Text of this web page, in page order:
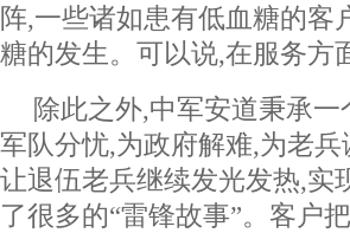
阵,一些诸如患有低血糖的客
糖的发生。可以说,在服务方
除此之外,中军安道秉承
军队分忧,为政府解难,为老
让退伍老兵继续发光发热,实
了很多的“雷锋故事”。客户